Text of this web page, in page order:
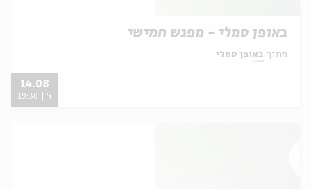
באופן סמלי - מפגש חמישי
מתוך: באופן סמלי
14.08
ו' | 19:30